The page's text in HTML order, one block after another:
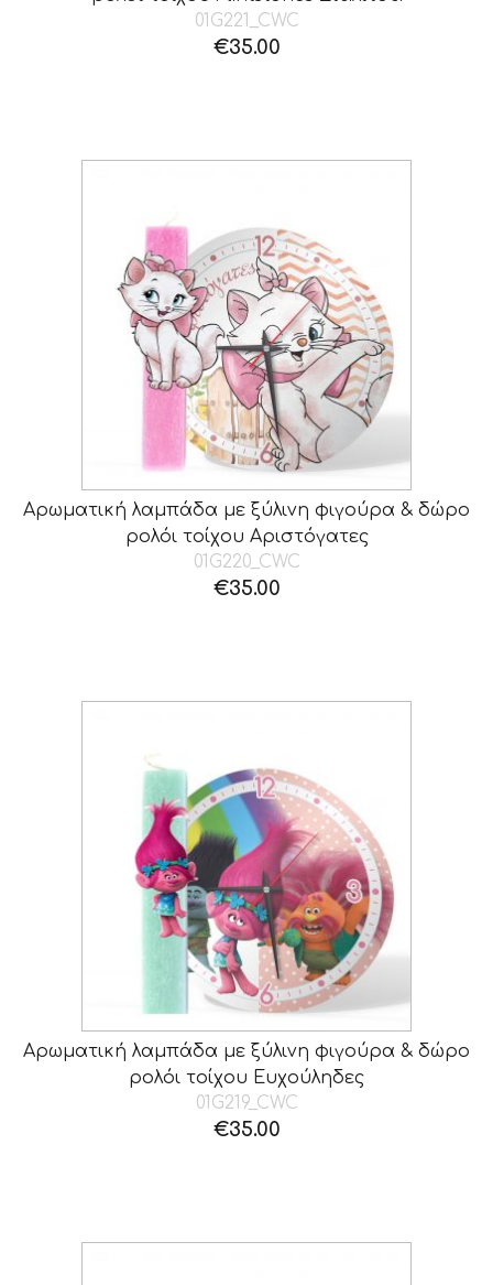
01G221_CWC
€35.00
Αρωματική λαμπάδα με ξύλινη φιγούρα & δώρο
ρολόι τοίχου Αριστόγατες
01G220_CWC
€35.00
Αρωματική λαμπάδα με ξύλινη φιγούρα & δώρο
ρολόι τοίχου Ευχούληδες
01G219_CWC
€35.00